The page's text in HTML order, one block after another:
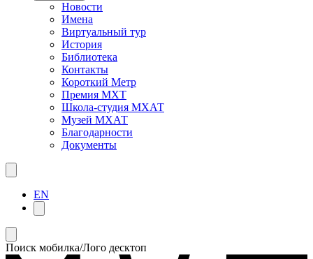
Новости
Имена
Виртуальный тур
История
Библиотека
Контакты
Короткий Метр
Премия МХТ
Школа-студия МХАТ
Музей МХАТ
Благодарности
Документы
EN
Поиск мобилка/Лого десктоп